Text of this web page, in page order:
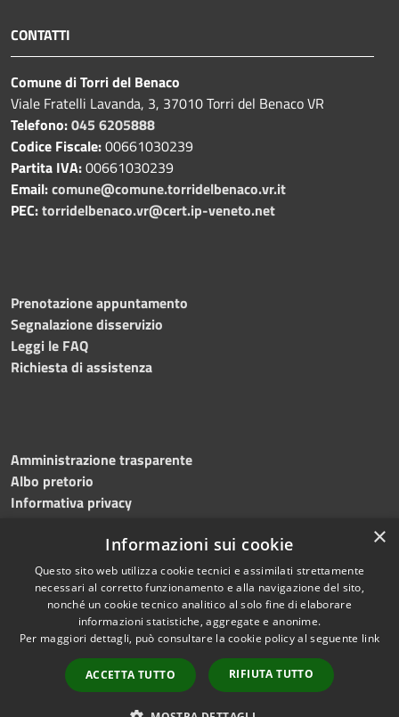
CONTATTI
Comune di Torri del Benaco
Viale Fratelli Lavanda, 3, 37010 Torri del Benaco VR
Telefono:045 6205888
Codice Fiscale:00661030239
Partita IVA:00661030239
Email:comune@comune.torridelbenaco.vr.it
PEC:torridelbenaco.vr@cert.ip-veneto.net
Prenotazione appuntamento
Segnalazione disservizio
Leggi le FAQ
Richiesta di assistenza
Amministrazione trasparente
Albo pretorio
Informativa privacy
Dichiarazione di accessibilità
RSS
Accessibilità
Copyright © 2023 •
Comune di
Benaco • Powered
byMunicipium•Redazione
×
Informazioni sui cookie
Questo sito web utilizza cookie tecnici e assimilati strettamente
necessari al corretto funzionamento e alla navigazione del sito,
nonché un cookie tecnico analitico al solo fine di elaborare
informazioni statistiche, aggregate e anonime.
Per maggiori dettagli, può consultare la cookie policy al seguente link
ACCETTA TUTTO RIFIUTA TUTTO